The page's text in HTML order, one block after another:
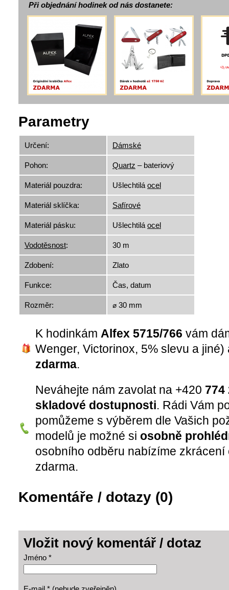
Při objednání hodinek od nás dostanete:
Parametry
Určení: Dámské
Pohon: Quartz – bateriový
Materiál pouzdra: Ušlechtilá ocel
Materiál sklíčka: Safírové
Materiál pásku: Ušlechtilá ocel
Vodotěsnost: 30 m
Zdobení: Zlato
Funkce: Čas, datum
Rozměr: ⌀ 30 mm
K hodinkám Alfex 5715/766 vám
Wenger, Victorinox, 5% slevu a
zdarma.
Neváhejte nám zavolat na +420 774
skladové dostupnosti. Rádi Vám
pomůžeme s výběrem dle Vašich
modelů je možné si osobně
osobního odběru nabízíme zkrácení
zdarma.
Komentáře / dotazy (0)
Vložit nový komentář / dotaz
Jméno *